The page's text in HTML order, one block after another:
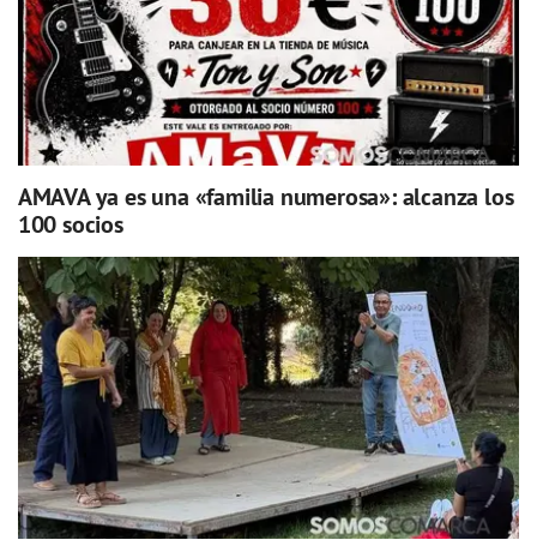
AMAVA ya es una «familia numerosa»: alcanza los
100 socios